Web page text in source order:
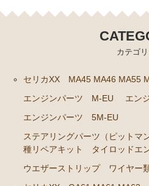
エンジンパーツ 7M-
エンジンパーツ 1JZ-GTE
エンジンパーツ 1G-
エンジンパーツ 1G-GEU
カテゴ
セリカXX MA45 MA46 MA55
エンジンパーツ M-EU
エン
エンジンパーツ 5M-EU
ステアリングパーツ（ピット
種リペアキット タイロッドエ
ウエザーストリップ ワイヤー